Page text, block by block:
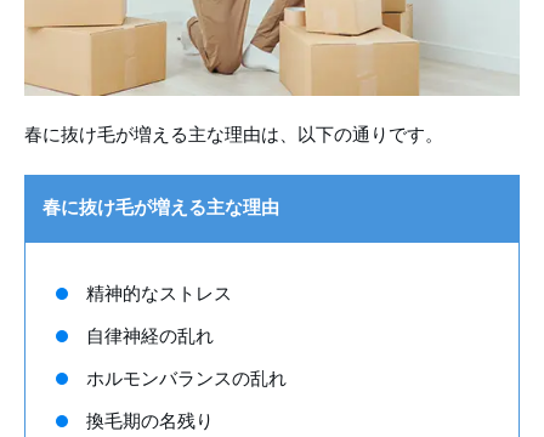
春に抜け毛が増える主な理由は、以下の通りです。
春に抜け毛が増える主な理由
精神的なストレス
自律神経の乱れ
ホルモンバランスの乱れ
換毛期の名残り